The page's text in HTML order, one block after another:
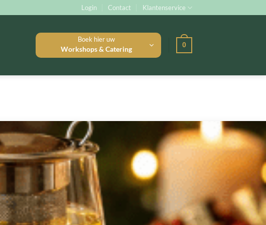
Login Contact Klantenservice
Boek hier uw
Workshops & Catering
0